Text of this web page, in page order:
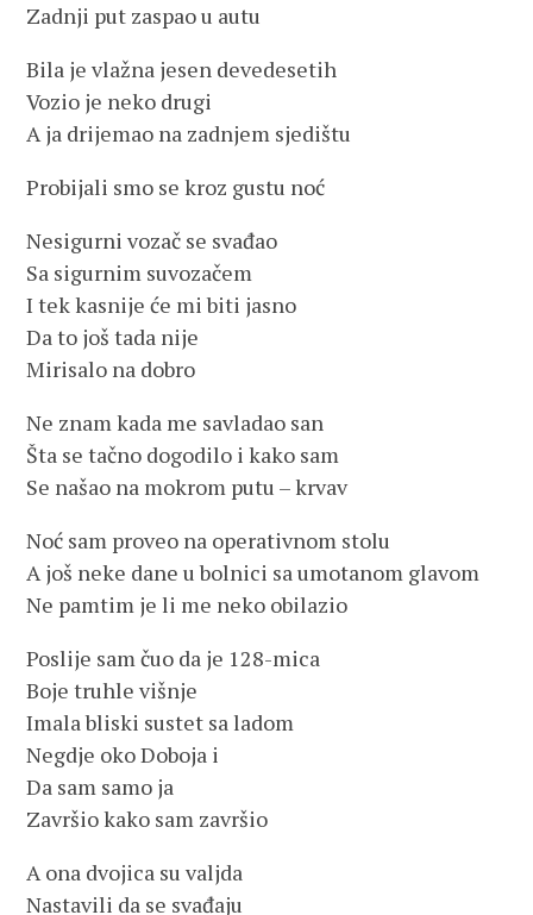
Zadnji put zaspao u autu
Bila je vlažna jesen devedesetih
Vozio je neko drugi
A ja drijemao na zadnjem sjedištu
Probijali smo se kroz gustu noć
Nesigurni vozač se svađao
Sa sigurnim suvozačem
I tek kasnije će mi biti jasno
Da to još tada nije
Mirisalo na dobro
Ne znam kada me savladao san
Šta se tačno dogodilo i kako sam
Se našao na mokrom putu – krvav
Noć sam proveo na operativnom stolu
A još neke dane u bolnici sa umotanom glavom
Ne pamtim je li me neko obilazio
Poslije sam čuo da je 128-mica
Boje truhle višnje
Imala bliski sustet sa ladom
Negdje oko Doboja i
Da sam samo ja
Završio kako sam završio
A ona dvojica su valjda
Nastavili da se svađaju